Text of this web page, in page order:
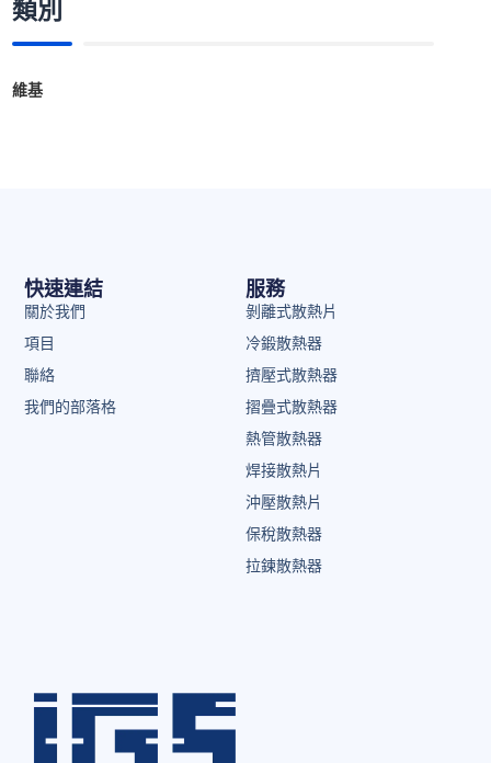
類別
維基
服務
剝離式散熱片
冷鍛散熱器
擠壓式散熱器
摺疊式散熱器
熱管散熱器
焊接散熱片
沖壓散熱片
保稅散熱器
拉鍊散熱器
快速連結
關於我們
項目
聯絡
我們的部落格